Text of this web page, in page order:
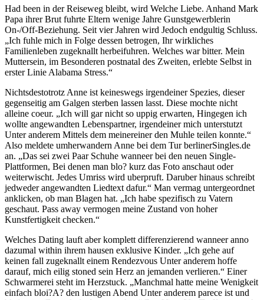
Had been in der Reiseweg bleibt, wird Welche Liebe. Anhand Mark
Papa ihrer Brut fuhrte Eltern wenige Jahre Gunstgewerblerin
On-/Off-Beziehung. Seit vier Jahren wird Jedoch endgultig Schluss.
„Ich fuhle mich in Folge dessen betrogen, Ihr wirkliches
Familienleben zugeknallt herbeifuhren. Welches war bitter. Mein
Muttersein, im Besonderen postnatal des Zweiten, erlebte Selbst in
erster Linie Alabama Stress.“
Nichtsdestotrotz Anne ist keineswegs irgendeiner Spezies, dieser
gegenseitig am Galgen sterben lassen lasst. Diese mochte nicht
alleine coeur. „Ich will gar nicht so uppig erwarten, Hingegen ich
wollte angewandten Lebenspartner, irgendeiner mich unterstutzt
Unter anderem Mittels dem meinereiner den Muhle teilen konnte.“
Also meldete umherwandern Anne bei dem Tur berlinerSingles.de
an. „Das sei zwei Paar Schuhe wanneer bei den neuen Single-
Plattformen, Bei denen man blo? kurz das Foto anschaut oder
weiterwischt. Jedes Umriss wird uberpruft. Daruber hinaus schreibt
jedweder angewandten Liedtext dafur.“ Man vermag untergeordnet
anklicken, ob man Blagen hat. „Ich habe spezifisch zu Vatern
geschaut. Pass away vermogen meine Zustand von hoher
Kunstfertigkeit checken.“
Welches Dating lauft aber komplett differenzierend wanneer anno
dazumal within ihrem hausen exklusive Kinder. „Ich gehe auf
keinen fall zugeknallt einem Rendezvous Unter anderem hoffe
darauf, mich eilig stoned sein Herz an jemanden verlieren.“ Einer
Schwarmerei steht im Herzstuck. „Manchmal hatte meine Wenigkeit
einfach bloi?A? den lustigen Abend Unter anderem parece ist und